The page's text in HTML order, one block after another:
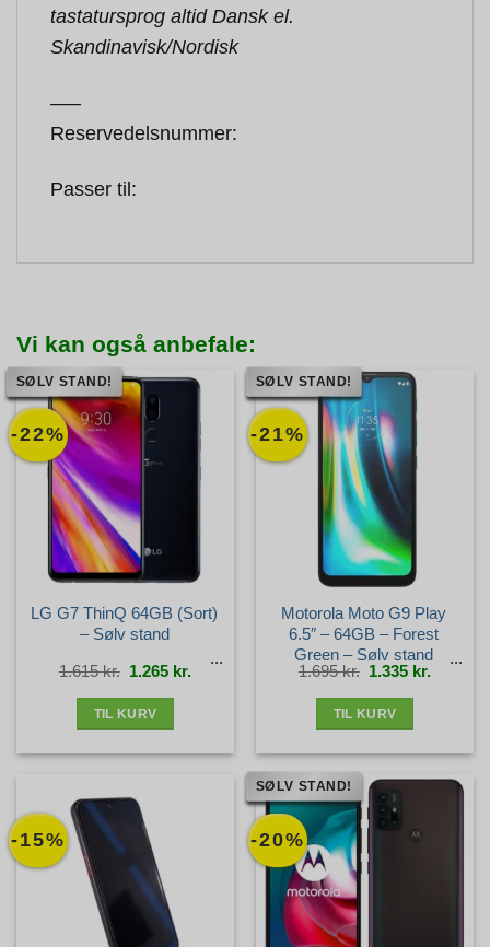
tastatursprog altid Dansk el.
Skandinavisk/Nordisk
—–
Reservedelsnummer:
Passer til:
Vi kan også anbefale:
-22%
SØLV STAND!
LG G7 ThinQ 64GB (Sort)
– Sølv stand
1.615kr. Den
oprindelige
pris
1.265 kr. Den
aktuelle
pris
TIL KURV
-21%
SØLV STAND!
Motorola Moto G9 Play
6.5″ – 64GB – Forest
Green – Sølv stand
1.695kr. Den
oprindelige
pris
1.335 kr. Den
aktuelle
pris
TIL KURV
-15% -20%
SØLV STAND!